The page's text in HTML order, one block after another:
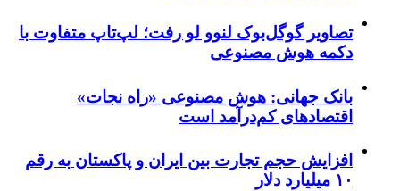
تصاویر گوگل‌بوک لنوو لو رفت؛ لپ‌تاپ متفاوت با
دکمه هوش مصنوعی
بانک جهانی: هوش مصنوعی «راه نجات»
اقتصادهای کم‌درآمد است
افزایش حجم تجارت بین ایران و پاکستان به رقم
۱۰ میلیارد دلار